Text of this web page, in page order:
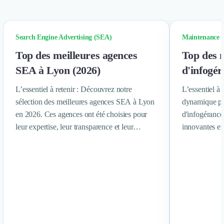
Découvrir
Découvrir le média
Tarifs
Demander une démo
Connexion
Cabinet de Recrutement
Intérim
Formation
Teambuilding
Search Engine Advertising (SEA)
Top des meilleures agences
SEA à Lyon (2026)
L’essentiel à retenir : Découvrez notre
sélection des meilleures agences SEA à Lyon
en 2026. Ces agences ont été choisies pour
leur expertise, leur transparence et leur
Maintenance
Top des
L’essentiel
dynamique
innovantes et